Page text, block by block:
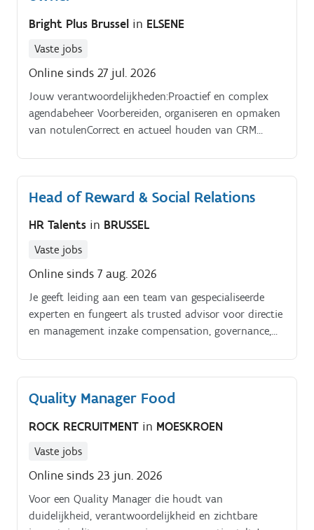
Bright Plus Brussel in ELSENE
Vaste jobs
Online sinds 27 jul. 2026
Jouw verantwoordelijkheden:Proactief en complex
agendabeheer Voorbereiden, organiseren en opmaken
van notulenCorrect en actueel houden van CRM
bezoekverslagenAlgemene administratieve
ondersteuningVolledig travel management van A tot
Z: Maximale ontzorging tijdens zakenreizen
Head of Reward & Social Relations
HR Talents in BRUSSEL
Vaste jobs
Online sinds 7 aug. 2026
Je geeft leiding aan een team van gespecialiseerde
experten en fungeert als trusted advisor voor directie
en management inzake compensation, governance,
de sociale partners en speel je een sleutelrol in het
onderhouden van constructieve arbeidsrelaties
georiënteerde organisatie.
Quality Manager Food
ROCK RECRUITMENT in MOESKROEN
Vaste jobs
Online sinds 23 jun. 2026
Voor een Quality Manager die houdt van
duidelijkheid, verantwoordelijkheid en zichtbare